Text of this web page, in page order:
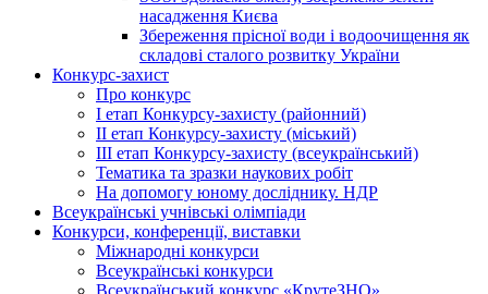
насадження Києва
Збереження прісної води і водоочищення як
складові сталого розвитку України
Конкурс-захист
Про конкурс
І етап Конкурсу-захисту (районний)
ІІ етап Конкурсу-захисту (міський)
ІІІ етап Конкурсу-захисту (всеукраїнський)
Тематика та зразки наукових робіт
На допомогу юному досліднику. НДР
Всеукраїнські учнівські олімпіади
Конкурси, конференції, виставки
Міжнародні конкурси
Всеукраїнські конкурси